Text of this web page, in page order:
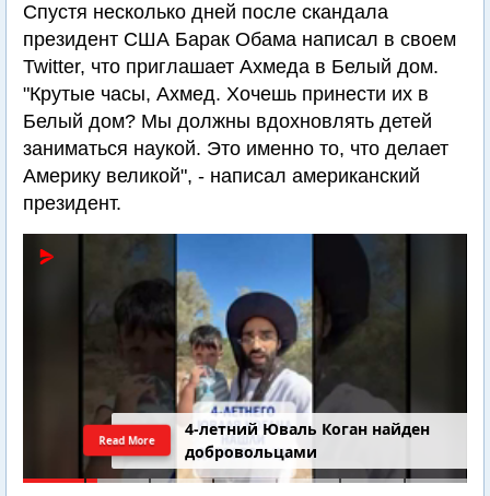
Спустя несколько дней после скандала
президент США Барак Обама написал в своем
Twitter, что приглашает Ахмеда в Белый дом.
"Крутые часы, Ахмед. Хочешь принести их в
Белый дом? Мы должны вдохновлять детей
заниматься наукой. Это именно то, что делает
Америку великой", - написал американский
президент.
4-летний Юваль Коган найден
добровольцами
Read More